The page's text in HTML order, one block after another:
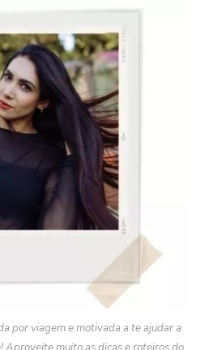
por viagem e motivada a te ajudar a